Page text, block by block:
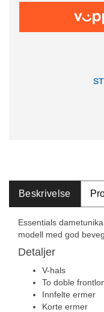
Beskrivelse
Essentials
modell med god
Detaljer
V-hals
To doble
Innfelte ermer
Korte ermer